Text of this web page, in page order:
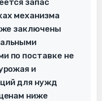
механизма
заключены
по поставке не
и
для нужд
ниже